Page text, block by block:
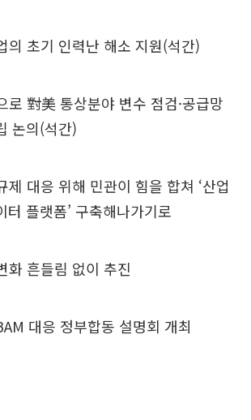
초기 인력난 해소 지원(석간)
對美 통상분야 변수 점검·공급망
논의(석간)
대응 위해 민관이 힘을 합쳐 ‘산업
터 플랫폼’ 구축해나가기로
흔들림 없이 추진
대응 정부합동 설명회 개최